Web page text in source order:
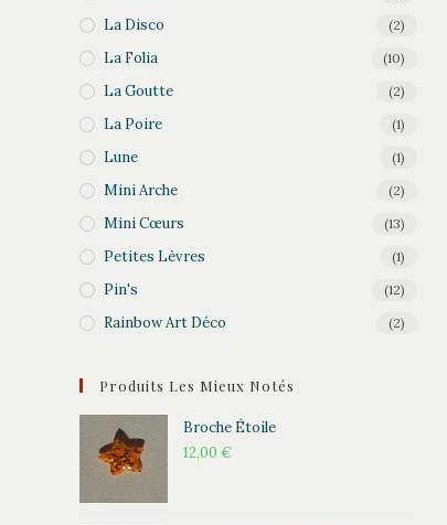
La Disco (2)
La Folia (10)
La Goutte (2)
La Poire (1)
Lune (1)
Mini Arche (2)
Mini Cœurs (13)
Petites Lèvres (1)
Pin's (12)
Rainbow Art Déco (2)
Produits Les Mieux Notés
Broche Étoile
12,00 €